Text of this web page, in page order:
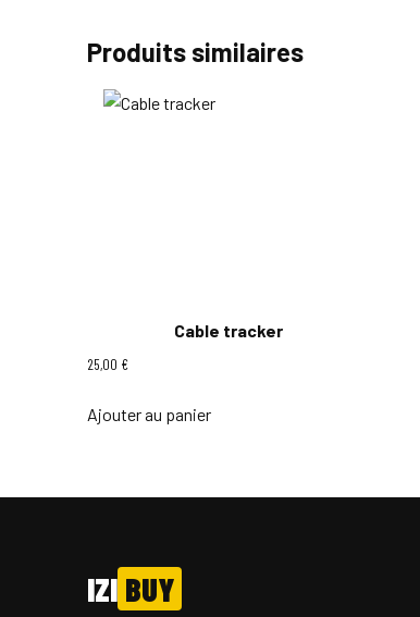
Produits similaires
Cable tracker
25,00 €
Ajouter au panier
IZI BUY